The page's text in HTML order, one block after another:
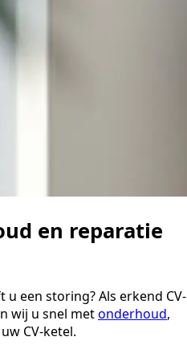
en reparatie
een storing? Als erkend CV-
wij u snel metonderhoud,
CV-ketel.